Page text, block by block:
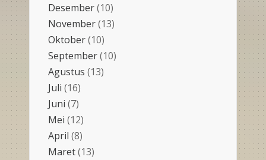
Desember(10)
November(13)
Oktober(10)
September(10)
Agustus (13)
Juli (16)
Juni (7)
Mei (12)
April (8)
Maret(13)